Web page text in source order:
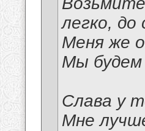
легко, до
Меня же
Мы будем
Слава у
Мне